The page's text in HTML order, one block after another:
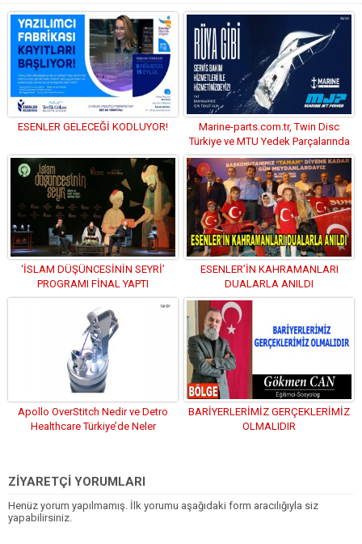
ESENLER GELECEĞİ KODLUYOR!
Marine-parts.com.tr, Twin Disc
Türkiye ve MTU Yedek Parçalarında
Liderliği Elinde Tutuyor
‘İSLAM DÜŞÜNCESİNİN SEYRİ’
PROGRAMI FİNAL YAPTI
ESENLER’İN KAHRAMANLARI
DUALARLA ANILDI
Apollo OverStitch Nedir ve Detro
Healthcare Türkiye’de Neler
BARİYERLERİMİZ GERÇEKLERİMİZ
OLMALIDIR
ZİYARETÇİ YORUMLARI
Henüz yorum yapılmamış. İlk yorumu aşağıdaki form aracılığıyla siz
yapabilirsiniz.